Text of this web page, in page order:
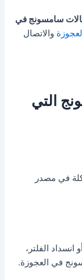
سامسونج في
والاتصال
التي
في مصدر
الفلتر،
في العجوزة.